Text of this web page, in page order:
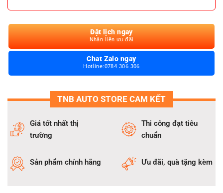
Đèn đạt chuẩn IP68, chống nước, chống bụi hiệu quả đảm
bảo độ bền lâu dài.
Tầm chiếu sáng lên đến 800m, tăng khả năng quan sát ban
Tăng thẩm mỹ xe tạo điểm nhấn hiện đại và đậm chất cá
từ 4 – 6 triệu đồng/bộ, bảo hành chính hãng 2 năm.
Được tư vấn chọn cấu hình phù hợp nhu cầu của khách
Sử dụng pat đèn theo xe – thi công nhanh gọn
Kỹ thuật viên giàu kinh nghiệm bảo đảm tính thẩm mỹ và an
Đặt lịch ngay
Nhận liền ưu đãi
Chat Zalo ngay
Hotline:0784 306 306
TNB AUTO STORE CAM KẾT
Giá tốt nhất thị
trường
Thi công đạt tiêu
chuẩn
Sản phẩm chính hãng Ưu đãi, quà tặng kèm